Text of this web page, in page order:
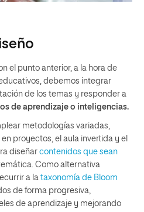
el punto anterior, a la hora de
debemos integrar
de los temas y responder a
de aprendizaje o inteligencias.
metodologías variadas,
proyectos, el aula invertida y el
diseñar contenidos que sean
Como alternativa
a la taxonomía de Bloom
de forma progresiva,
de aprendizaje y mejorando